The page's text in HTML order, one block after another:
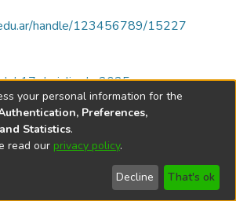
handle/123456789/15227
17 de julio de 2025
Nacional de Córdoba
your personal information for the
Preferences,
Statistics.
read our privacy policy.
Decline That's ok